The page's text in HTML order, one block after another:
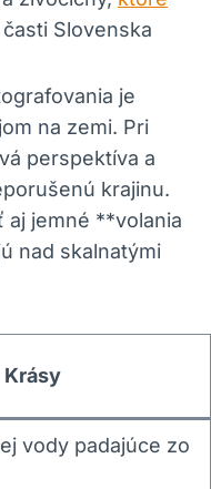
Slovenska
je
na zemi. Pri
perspektíva a
krajinu.
aj jemné **volania
nad skalnatými
Krásy
vody padajúce zo